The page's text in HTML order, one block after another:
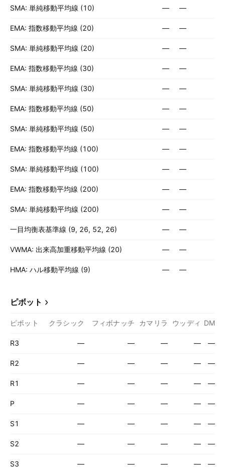
SMA: 単純移動平均線 (10) — —
EMA: 指数移動平均線 (20) — —
SMA: 単純移動平均線 (20) — —
EMA: 指数移動平均線 (30) — —
SMA: 単純移動平均線 (30) — —
EMA: 指数移動平均線 (50) — —
SMA: 単純移動平均線 (50) — —
EMA: 指数移動平均線 (100) — —
SMA: 単純移動平均線 (100) — —
EMA: 指数移動平均線 (200) — —
SMA: 単純移動平均線 (200) — —
一目均衡表基準線 (9, 26, 52, 26) — —
VWMA: 出来高加重移動平均線 (20) — —
HMA: ハル移動平均線 (9) — —
ピボット
ピボット クラシック フィボナッチ カマリラ ウッディ DM
R3 — — — — —
R2 — — — — —
R1 — — — — —
P — — — — —
S1 — — — — —
S2 — — — — —
S3 — — — — —